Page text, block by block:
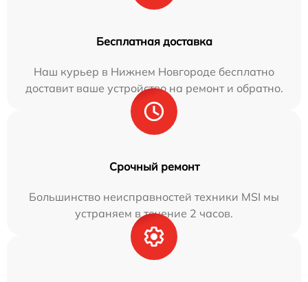
Бесплатная доставка
Наш курьер в Нижнем Новгороде бесплатно
доставит ваше устройство на ремонт и обратно.
Срочный ремонт
Большинство неисправностей техники MSI мы
устраняем в течение 2 часов.